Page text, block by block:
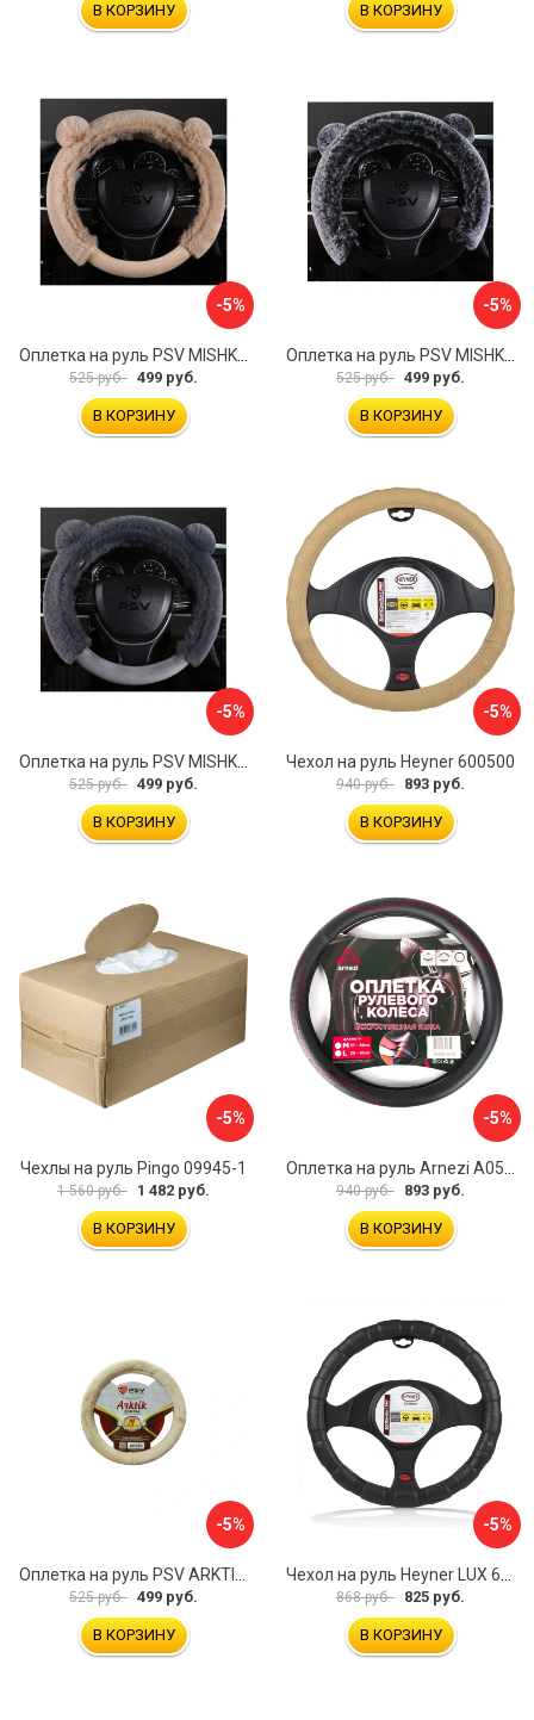
В КОРЗИНУ В КОРЗИНУ
-5%
Оплетка на руль PSV MISHKA Premium 136099
525 руб. 499 руб.
В КОРЗИНУ
-5%
Оплетка на руль PSV MISHKA Premium 136095
525 руб. 499 руб.
В КОРЗИНУ
-5%
525 руб. 499 руб.
В КОРЗИНУ
-5%
Чехол на руль Heyner 600500
940 руб. 893 руб.
В КОРЗИНУ
-5%
Чехлы на руль Pingo 09945-1
1 560 руб. 1 482 руб.
В КОРЗИНУ
-5%
940 руб. 893 руб.
В КОРЗИНУ
-5%
525 руб. 499 руб.
В КОРЗИНУ
-5%
868 руб. 825 руб.
В КОРЗИНУ